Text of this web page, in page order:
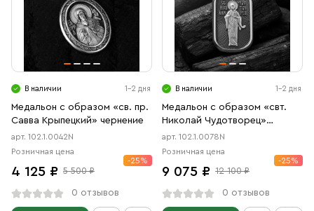
В наличии 1-2 дня
Медальон с образом «св. пр.
Савва Крыпецкий» чернение
арт. 102.1.0042N
Розничная цена
4 125 ₽ 5 500 ₽
-25%
0 отзывов
В наличии 1-2 дня
Медальон с образом «свт.
Николай Чудотворец»
чернение
арт. 102.1.0078N
Розничная цена
9 075 ₽ 12 100 ₽
-25%
0 отзывов